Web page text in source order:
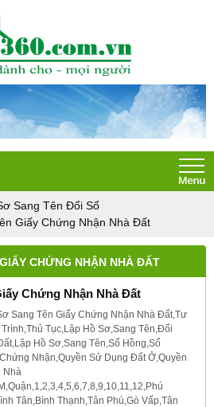
Sang Tên Đổi Sổ
Giấy Chứng Nhận Nhà Đất
CHỨNG NHẬN NHÀ ĐẤT
Chứng Nhận Nhà Đất
Sang Tên Giấy Chứng Nhận Nhà Đất,Tư
Tục,Lập Hồ Sơ,Sang Tên,Đổi
Hồ Sơ,Sang Tên,Sổ Hồng,Sổ
Nhận,Quyền Sử Dụng Đất Ở,Quyền
Nhà
Tân,Bình Thạnh,Tân Phú,Gò Vấp,Tân